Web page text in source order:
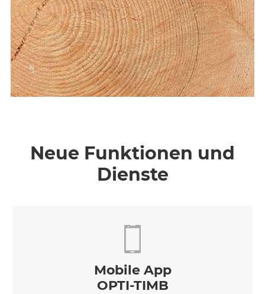
Neue Funktionen und
Dienste
Mobile App
OPTI-TIMB